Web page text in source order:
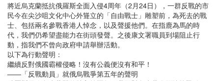
將近烏克蘭抵抗俄羅斯全面入侵4周年（2月24日），一群反戰的市
民今在尖沙咀文化中心外聳立的「自由戰士」雕塑前，為死去的戰
士、包括兩名參戰香港人悼念，以及聲援他們。在指鹿為馬的時
代，我們仍希望盡能力在街頭發聲。之後康文署職員到場阻止行
動，指我們不曾向政府申請舉辦活動。
以下為行動聲明：
繼續反對俄國霸權侵略！沒有公義便沒有和平！
——「反戰動員」就俄烏戰爭第五年的聲明